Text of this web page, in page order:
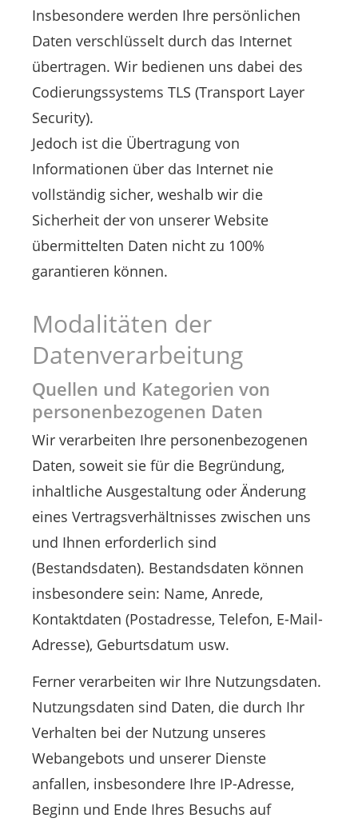
Insbesondere werden Ihre persönlichen
Daten verschlüsselt durch das Internet
übertragen. Wir bedienen uns dabei des
Codierungssystems TLS (Transport Layer
Security).
Jedoch ist die Übertragung von
Informationen über das Internet nie
vollständig sicher, weshalb wir die
Sicherheit der von unserer Website
übermittelten Daten nicht zu 100%
garantieren können.
Modalitäten der
Datenverarbeitung
Quellen und Kategorien von
personenbezogenen Daten
Wir verarbeiten Ihre personenbezogenen
Daten, soweit sie für die Begründung,
inhaltliche Ausgestaltung oder Änderung
eines Vertragsverhältnisses zwischen uns
und Ihnen erforderlich sind
(Bestandsdaten). Bestandsdaten können
insbesondere sein: Name, Anrede,
Kontaktdaten (Postadresse, Telefon, E-Mail-
Adresse), Geburtsdatum usw.
Ferner verarbeiten wir Ihre Nutzungsdaten.
Nutzungsdaten sind Daten, die durch Ihr
Verhalten bei der Nutzung unseres
Webangebots und unserer Dienste
anfallen, insbesondere Ihre IP-Adresse,
Beginn und Ende Ihres Besuchs auf